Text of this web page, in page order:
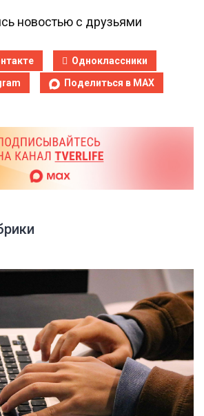
новостью с друзьями
Одноклассники
Поделиться в MAX